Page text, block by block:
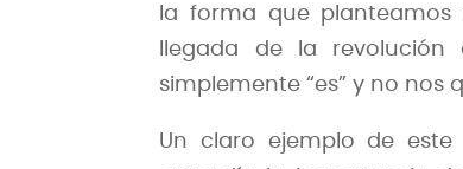
la forma que
llegada de la
simplemente “es” y no nos
Un claro ejemplo de